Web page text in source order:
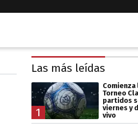
Las más leídas
1
Comienza
Torneo
partidos
viernes y
vivo